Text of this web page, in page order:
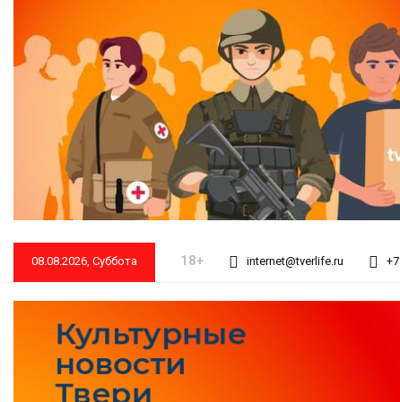
08.08.2026, Суббота 18+ internet@tverlife.ru